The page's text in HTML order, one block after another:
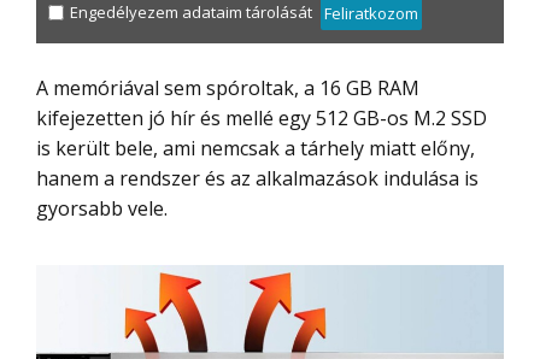
Engedélyezem adataim tárolását Feliratkozom
A memóriával sem spóroltak, a 16 GB RAM
kifejezetten jó hír és mellé egy 512 GB-os M.2 SSD
is került bele, ami nemcsak a tárhely miatt előny,
hanem a rendszer és az alkalmazások indulása is
gyorsabb vele.